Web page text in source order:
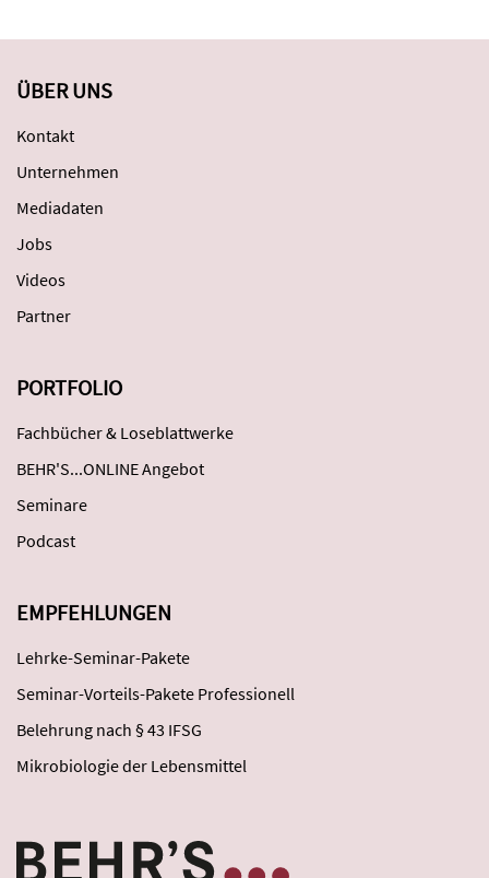
ÜBER UNS
Kontakt
Unternehmen
Mediadaten
Jobs
Videos
Partner
PORTFOLIO
Fachbücher & Loseblattwerke
BEHR'S...ONLINE Angebot
Seminare
Podcast
EMPFEHLUNGEN
Lehrke-Seminar-Pakete
Seminar-Vorteils-Pakete Professionell
Belehrung nach § 43 IFSG
Mikrobiologie der Lebensmittel